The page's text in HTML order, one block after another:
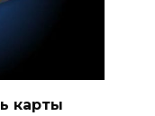
карты